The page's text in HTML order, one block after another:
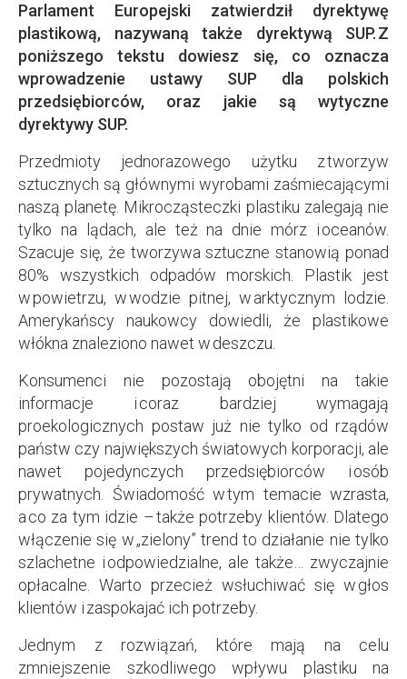
Parlament Europejski zatwierdził dyrektywę
plastikową, nazywaną także dyrektywą SUP. Z
poniższego tekstu dowiesz się, co oznacza
wprowadzenie ustawy SUP dla polskich
przedsiębiorców, oraz jakie są wytyczne
dyrektywy SUP.
Przedmioty jednorazowego użytku z tworzyw
sztucznych są głównymi wyrobami zaśmiecającymi
naszą planetę. Mikrocząsteczki plastiku zalegają nie
tylko na lądach, ale też na dnie mórz i oceanów.
Szacuje się, że tworzywa sztuczne stanowią ponad
80% wszystkich odpadów morskich. Plastik jest
w powietrzu, w wodzie pitnej, w arktycznym lodzie.
Amerykańscy naukowcy dowiedli, że plastikowe
włókna znaleziono nawet w deszczu.
Konsumenci nie pozostają obojętni na takie
informacje i coraz bardziej wymagają
proekologicznych postaw już nie tylko od rządów
państw czy największych światowych korporacji, ale
nawet pojedynczych przedsiębiorców i osób
prywatnych. Świadomość w tym temacie wzrasta,
a co za tym idzie – także potrzeby klientów. Dlatego
włączenie się w „zielony” trend to działanie nie tylko
szlachetne i odpowiedzialne, ale także… zwyczajnie
opłacalne. Warto przecież wsłuchiwać się w głos
klientów i zaspokajać ich potrzeby.
Jednym z rozwiązań, które mają na celu
zmniejszenie szkodliwego wpływu plastiku na